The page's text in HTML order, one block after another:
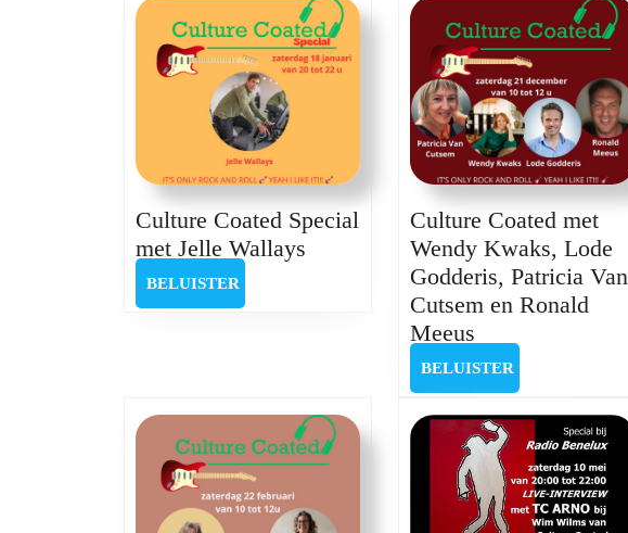
Culture Coated Special
met Jelle Wallays
BELUISTER
Culture Coated met
Wendy Kwaks, Lode
Godderis, Patricia Van
Cutsem en Ronald
Meeus
Coated
met
Wendy
Kwaks,
Lode
Godderis,
BELUISTER